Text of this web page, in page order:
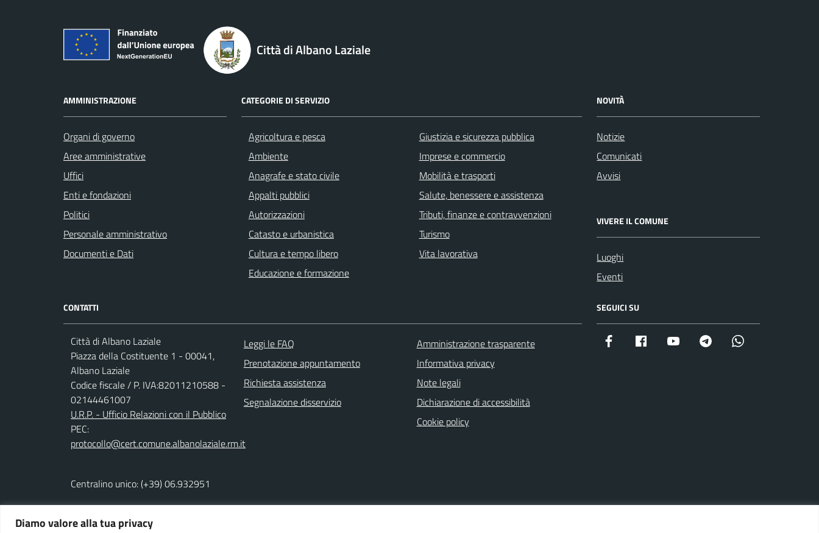
Diamo valore alla tua privacy
Città di Albano Laziale
AMMINISTRAZIONE
Organi di governo
Aree amministrative
Uffici
Enti e fondazioni
Politici
Personale amministrativo
Documenti e Dati
CATEGORIE DI SERVIZIO
Agricoltura e pesca
Ambiente
Anagrafe e stato civile
Appalti pubblici
Autorizzazioni
Catasto e urbanistica
Cultura e tempo libero
Educazione e formazione
Giustizia e sicurezza pubblica
Imprese e commercio
Mobilità e trasporti
Salute, benessere e assistenza
Tributi, finanze e contravvenzioni
Turismo
Vita lavorativa
NOVITÀ
Notizie
Comunicati
Avvisi
VIVERE IL COMUNE
Luoghi
Eventi
CONTATTI
Città di Albano Laziale
Piazza della Costituente 1 - 00041,
Albano Laziale
Codice fiscale / P. IVA:82011210588 -
02144461007
U.R.P. - Ufficio Relazioni con il Pubblico
PEC:
protocollo@cert.comune.albanolaziale.rm.it
Centralino unico: (+39) 06.932951
Leggi le FAQ
Prenotazione appuntamento
Richiesta assistenza
Segnalazione disservizio
Amministrazione trasparente
Informativa privacy
Note legali
Dichiarazione di accessibilità
Cookie policy
SEGUICI SU
Facebook istituzionale
Facebook museo civico
YouTube Telegram